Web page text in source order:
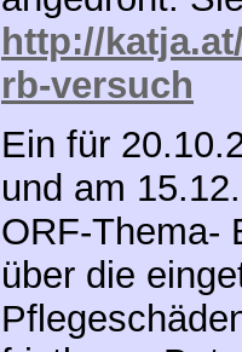
http://
rb-versuch
Ein für
und am
ORF-Thema-
über die